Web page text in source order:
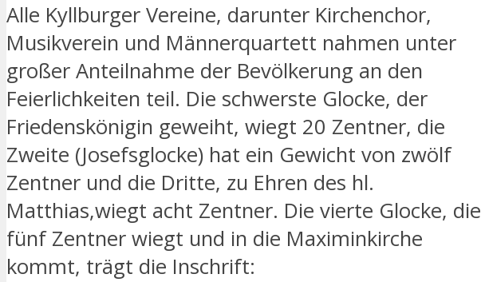
Alle Kyllburger Vereine, darunter Kirchenchor,
Musikverein und Männerquartett nahmen unter
großer Anteilnahme der Bevölkerung an den
Feierlichkeiten teil. Die schwerste Glocke, der
Friedenskönigin geweiht, wiegt 20 Zentner, die
Zweite (Josefsglocke) hat ein Gewicht von zwölf
Zentner und die Dritte, zu Ehren des hl.
Matthias,wiegt acht Zentner. Die vierte Glocke, die
fünf Zentner wiegt und in die Maximinkirche
kommt, trägt die Inschrift: